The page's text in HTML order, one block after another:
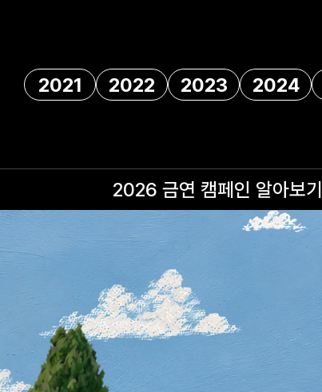
2021 2022 2023 2024
2026 금연 캠페인 알아보기